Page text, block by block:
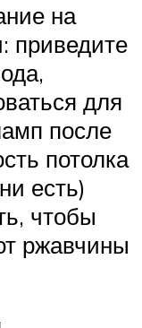
на
приведите
для
после
потолка
есть)
чтобы
ржавчины